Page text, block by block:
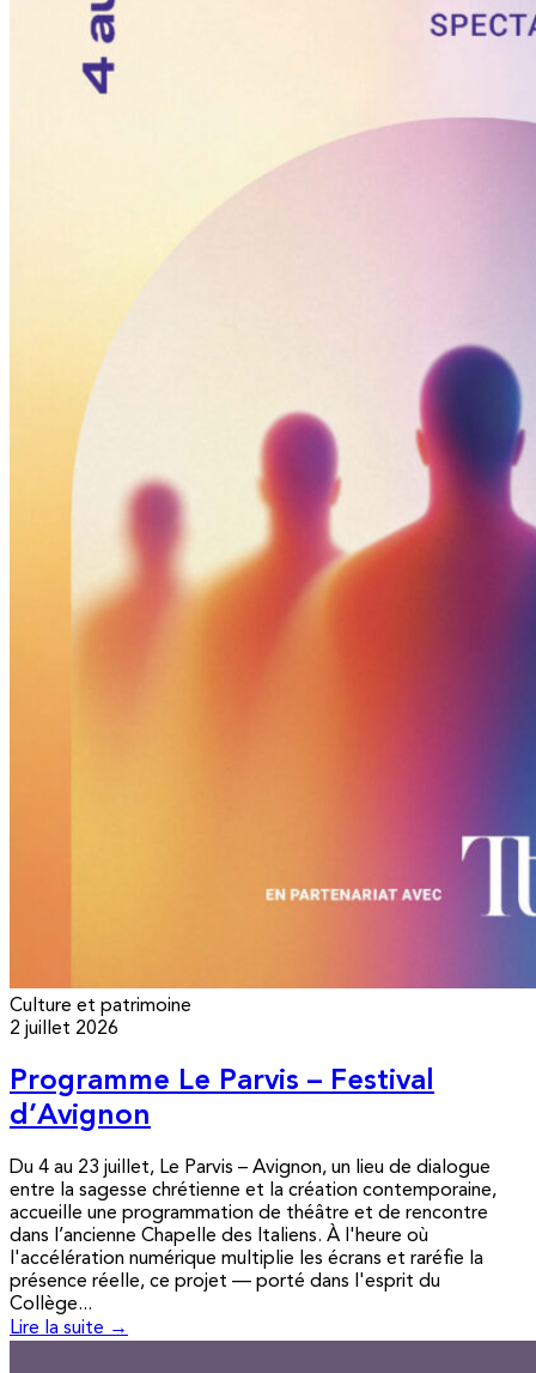
Culture et patrimoine
2 juillet 2026
Programme Le Parvis – Festival
d’Avignon
Du 4 au 23 juillet, Le Parvis – Avignon, un lieu de dialogue
entre la sagesse chrétienne et la création contemporaine,
accueille une programmation de théâtre et de rencontre
dans l’ancienne Chapelle des Italiens. À l'heure où
l'accélération numérique multiplie les écrans et raréfie la
présence réelle, ce projet — porté dans l'esprit du
Collège...
Lire la suite →